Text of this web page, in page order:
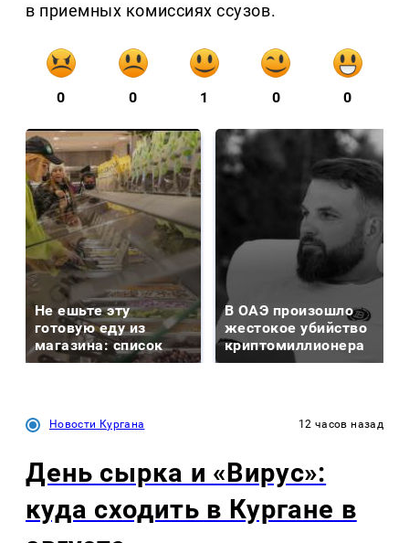
в приемных комиссиях ссузов.
0 0 1 0 0
Не ешьте эту
готовую еду из
магазина: список
В ОАЭ произошло
жестокое убийство
криптомиллионера
Новости Кургана 12 часов назад
День сырка и «Вирус»:
куда сходить в Кургане в